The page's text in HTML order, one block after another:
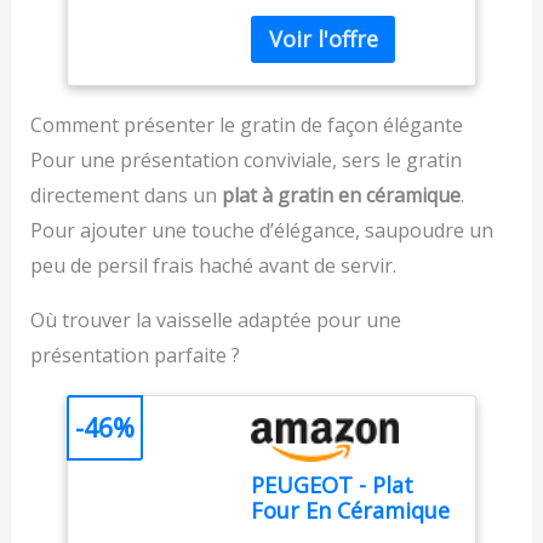
DÉCONGELER – Du pain
toujours prêt à déguster
; Réchauffe en quelques
secondes ; Grille
directement le pain
congelé NETTOYAGE
FACILE ET UTILISATION
SÛRE – Conçu pour un
usage quotidien ; Tiroir
ramasse-miettes
amovible ; Bouton arrêt
pour plus de sécurité
surélévation,
Includeo, Noire,
TT533811
la prince intégrée,
aimantée aux parois.
UTILISATION SIMPLE ET
LISIBLE : Avec de grands
boutons faciles à lire et à
utiliser, conçus pour
tous. THERMOSTAT 7
NIVEAUX & BOUTON
dorage de votre grille-
pain selon vos
toasté au bien
chaque utilisation.
SURÉLÉVATION
PRATIQUE : Levier pour
retirer même les petites
tranches. TIROIR
RAMASSE-MIETTES :
Comment présenter le gratin de façon élégante
Pour une présentation conviviale, sers le gratin
directement dans un plat à gratin en céramique.
Pour ajouter une touche d’élégance, saupoudre un
peu de persil frais haché avant de servir.
Où trouver la vaisselle adaptée pour une
présentation parfaite ?
PEUGEOT - Plat
Four En Céramique
-46%